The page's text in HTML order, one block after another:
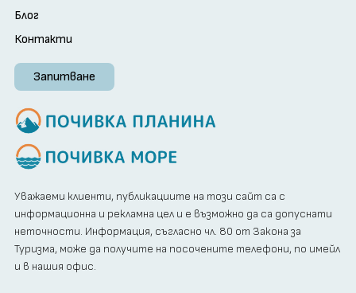
Блог
Контакти
Запитване
Уважаеми клиенти, публикациите на този сайт са с
информационна и рекламна цел и е възможно да са допуснати
неточности. Информация, съгласно чл. 80 от Закона за
Туризма, може да получите на посочените телефони, по имейл
и в нашия офис.